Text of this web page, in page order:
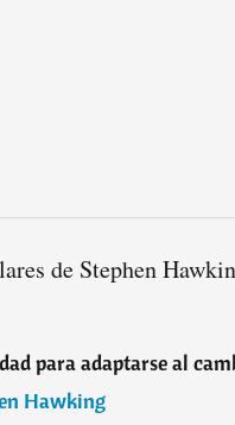
de Stephen
para adaptarse al
Hawking